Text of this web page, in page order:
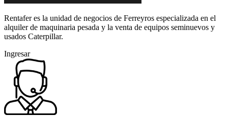
Rentafer es la unidad de negocios de Ferreyros especializada en el
alquiler de maquinaria pesada y la venta de equipos seminuevos y
usados Caterpillar.
Ingresar